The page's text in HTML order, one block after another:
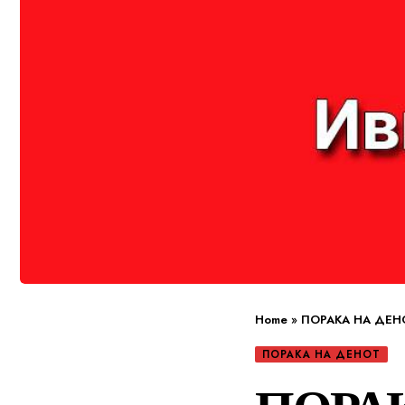
Home » ПОРАКА НА
ПОРАКА НА ДЕНОТ